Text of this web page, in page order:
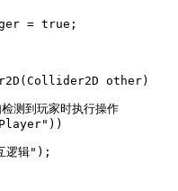
= true ;
( Collider2D other)
测到玩家时执行操作
) )
逻辑" ) ;